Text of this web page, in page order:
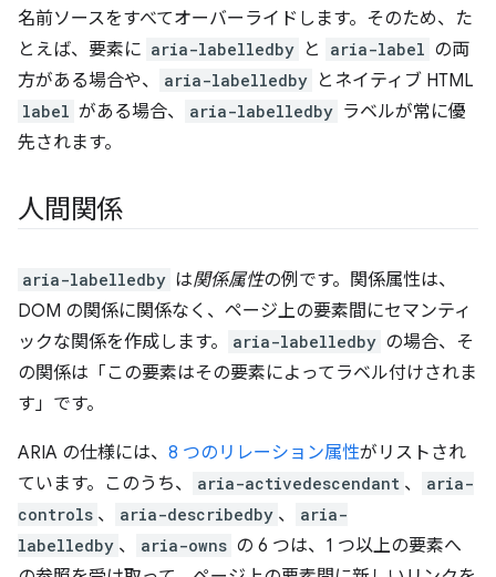
名前ソースをすべてオーバーライドします。 そのため、た
とえば、要素に aria-labelledby と aria-label の両
方がある場合や、
aria-labelledby とネイティブ HTML
label がある場合、 aria-labelledby ラベルが常に優
先されます。
人間関係
aria-labelledby は関係属性の例です。関係属性は、
DOM の関係に関係なく、ページ上の要素間にセマンティ
ックな関係を作成します。
aria-labelledby の場合、そ
の関係は「この要素はその要素によってラベル付けされま
す」です。
ARIA の仕様には、 8 つのリレーション属性がリストされ
ています。このうち、
aria-activedescendant 、
aria-
controls 、 aria-describedby 、
aria-
labelledby 、 aria-owns の 6 つは、1 つ以上の要素へ